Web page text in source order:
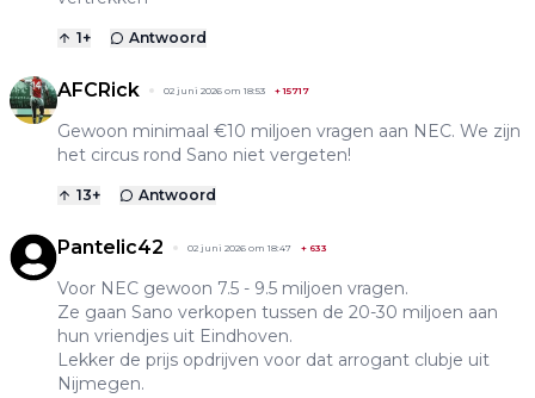
1+ Antwoord
AFCRick 02 juni 2026 om 18:53 +15717
Gewoon minimaal €10 miljoen vragen aan NEC. We zijn
het circus rond Sano niet vergeten!
13+ Antwoord
Pantelic42 02 juni 2026 om 18:47 + 633
Voor NEC gewoon 7.5 - 9.5 miljoen vragen.
Ze gaan Sano verkopen tussen de 20-30 miljoen aan
hun vriendjes uit Eindhoven.
Lekker de prijs opdrijven voor dat arrogant clubje uit
Nijmegen.